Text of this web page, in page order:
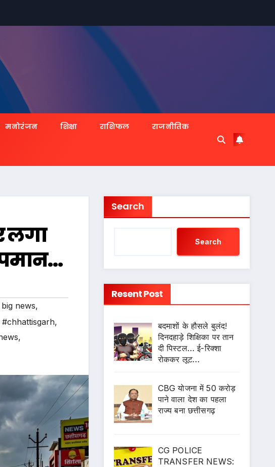
मनोरंजन शिक्षा राशिफल राजनीतिक
लगा
news,
#chhattisgarh,
,
Search
Search
Resent Post
बदमाशों के हौसले बुलंद!
दिनदहाड़े शिक्षिका पर तान
दी पिस्टल… ई-रिक्शा
रोककर लूट…
CBG योजना में 50 करोड़
पाने वाला देश का पहला
राज्य बना छत्तीसगढ़
CG POLICE
TRANSFER NEWS: